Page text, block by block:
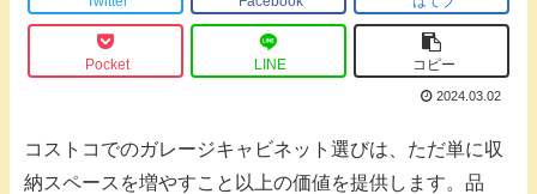
Pocket LINE コピー
2024.03.02
コストコでのガレージキャビネット選びは、ただ単に収
納スペースを増やすこと以上の価値を提供します。品